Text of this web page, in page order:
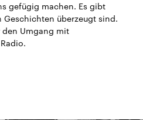
gefügig machen. Es gibt
überzeugt sind.
den Umgang mit